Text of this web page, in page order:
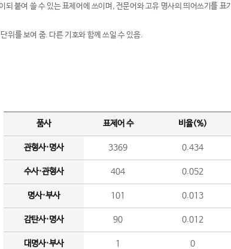
붙여 쓸 수 있는 표제어에 쓰이며, 전문어와 고유 명사의 띄어쓰기를 표기
위를 보여 줌. 다른 기호와 함께 쓰일 수 있음.
품사 표제어 수 비율(%)
관형사·명사 3369 0.434
수사·관형사 404 0.052
명사·부사 101 0.013
감탄사·명사 90 0.012
대명사·부사 1 0